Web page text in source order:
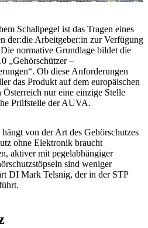
Schallpegel ist das Tragen eines
der:die Arbeitgeber:in zur Verfügung
normative Grundlage bildet die
„Gehörschützer –
Ob diese Anforderungen
das Produkt auf dem europäischen
nur eine einzige Stelle
Prüfstelle der AUVA.
von der Art des Gehörschutzes
ohne Elektronik braucht
aktiver mit pegelabhängiger
sind weniger
DI Mark Telsnig, der in der STP